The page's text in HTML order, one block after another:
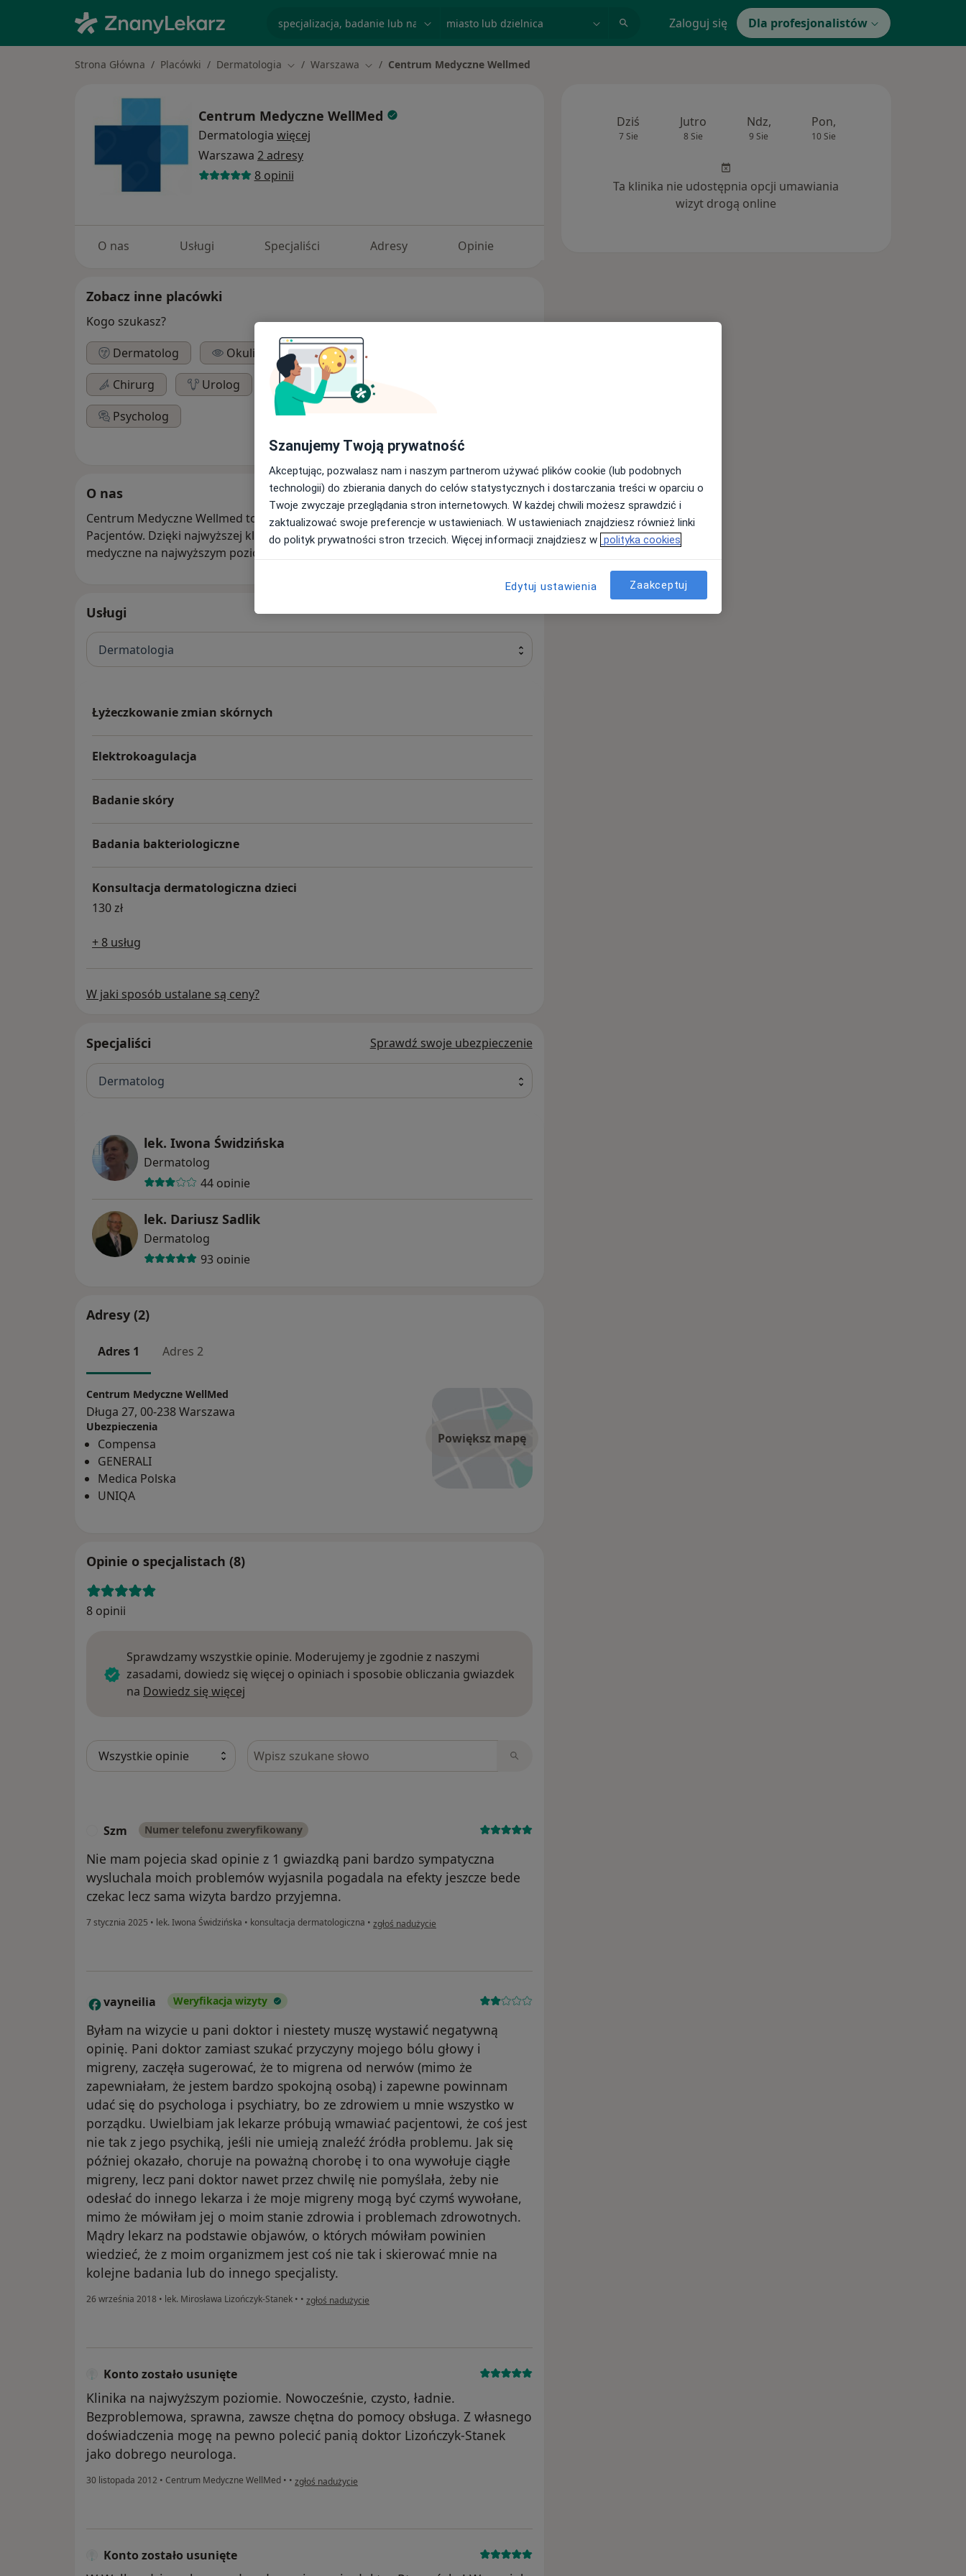
Zaloguj się Dla profesjonalistów
Strona Główna Placówki Dermatologia Zmień miasto
Warszawa Zmień miasto
Centrum Medyczne Wellmed
Centrum Medyczne WellMed
Dermatologia więcej
Warszawa 2 adresy
8 opinii
O nas Usługi Specjaliści Adresy Opinie
Zobacz inne placówki
Kogo szukasz?
Dermatolog
Okulista Fizjoterapeuta
Chirurg
Urolog Neurolog
Psycholog
Szukaj innej specjalizacji
O nas
Centrum Medyczne Wellmed to miejsce stworzone dla najbardziej wymagających
Pacjentów. Dzięki najwyższej klasy lekarzom i terapeutom świadczymy usługi
medyczne na najwyższym poziomie.
Usługi
Dermatologia
Łyżeczkowanie zmian skórnych
Elektrokoagulacja
Badanie skóry
Badania bakteriologiczne
Konsultacja dermatologiczna dzieci
130 zł
+ 8 usług
W jaki sposób ustalane są ceny?
Specjaliści Sprawdź swoje ubezpieczenie
Dermatolog
lek. Iwona Świdzińska
Dermatolog
44 opinie
lek. Dariusz Sadlik
Dermatolog
93 opinie
Adresy (2)
Adres 1 Adres 2
Powiększ mapę
Centrum Medyczne WellMed
Długa 27, 00-238 Warszawa
Ubezpieczenia
Compensa
GENERALI
Medica Polska
UNIQA
Opinie o specjalistach (8)
8 opinii
Sprawdzamy wszystkie opinie. Moderujemy je zgodnie z naszymi
zasadami, dowiedz się więcej o opiniach i sposobie obliczania gwiazdek
na Dowiedz się więcej
Szukaj w opiniach
Szm Numer telefonu zweryfikowany
Nie mam pojecia skad opinie z 1 gwiazdką pani bardzo sympatyczna
wysluchala moich problemów wyjasnila pogadala na efekty jeszcze bede
czekac lecz sama wizyta bardzo przyjemna.
7 stycznia 2025 • lek. Iwona Świdzińska • konsultacja dermatologiczna • w opinii użytkownika Szm
zgłoś nadużycie
V vayneilia Weryfikacja wizyty
Byłam na wizycie u pani doktor i niestety muszę wystawić negatywną
opinię. Pani doktor zamiast szukać przyczyny mojego bólu głowy i
migreny, zaczęła sugerować, że to migrena od nerwów (mimo że
zapewniałam, że jestem bardzo spokojną osobą) i zapewne powinnam
udać się do psychologa i psychiatry, bo ze zdrowiem u mnie wszystko w
porządku. Uwielbiam jak lekarze próbują wmawiać pacjentowi, że coś jest
nie tak z jego psychiką, jeśli nie umieją znaleźć źródła problemu. Jak się
później okazało, choruje na poważną chorobę i to ona wywołuje ciągłe
migreny, lecz pani doktor nawet przez chwilę nie pomyślała, żeby nie
odesłać do innego lekarza i że moje migreny mogą być czymś wywołane,
mimo że mówiłam jej o moim stanie zdrowia i problemach zdrowotnych.
Mądry lekarz na podstawie objawów, o których mówiłam powinien
wiedzieć, że z moim organizmem jest coś nie tak i skierować mnie na
kolejne badania lub do innego specjalisty.
26 września 2018 • lek. Mirosława Lizończyk-Stanek • • w opinii użytkownika vayneilia
zgłoś nadużycie
Konto zostało usunięte
Klinika na najwyższym poziomie. Nowocześnie, czysto, ładnie.
Bezproblemowa, sprawna, zawsze chętna do pomocy obsługa. Z własnego
doświadczenia mogę na pewno polecić panią doktor Lizończyk-Stanek
jako dobrego neurologa.
30 listopada 2012 • Centrum Medyczne WellMed • • w opinii użytkownika Konto zostało usunięte
zgłoś nadużycie
Konto zostało usunięte
Dziś
7 Sie
Jutro
8 Sie
Ndz,
9 Sie
Pon,
10 Sie
Ta klinika nie udostępnia opcji umawiania
wizyt drogą online
Szanujemy Twoją prywatność
Akceptując, pozwalasz nam i naszym partnerom używać plików cookie (lub podobnych
technologii) do zbierania danych do celów statystycznych i dostarczania treści w oparciu o
Twoje zwyczaje przeglądania stron internetowych. W każdej chwili możesz sprawdzić i
zaktualizować swoje preferencje w ustawieniach. W ustawieniach znajdziesz również linki
do polityk prywatności stron trzecich. Więcej informacji znajdziesz w polityka cookies
Edytuj ustawienia Zaakceptuj